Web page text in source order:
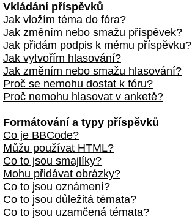
Vkládání příspěvků
Jak vložím téma do fóra?
Jak změním nebo smažu příspěvek?
Jak přidám podpis k mému příspěvku?
Jak vytvořím hlasování?
Jak změním nebo smažu hlasování?
Proč se nemohu dostat k fóru?
Proč nemohu hlasovat v anketě?
Formátování a typy příspěvků
Co je BBCode?
Můžu používat HTML?
Co to jsou smajlíky?
Mohu přidávat obrázky?
Co to jsou oznámení?
Co to jsou důležitá témata?
Co to jsou uzamčená témata?